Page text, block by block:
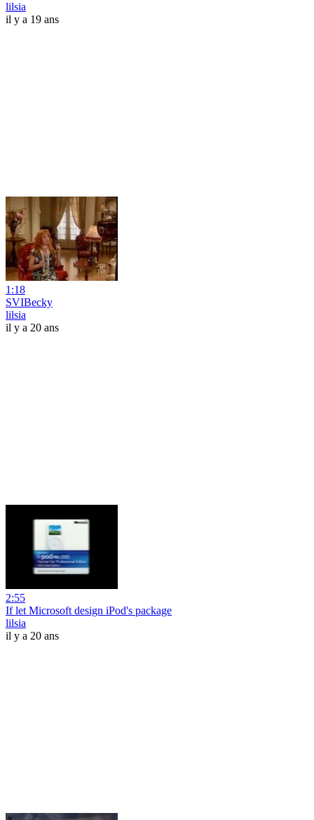
lilsia
il y a 19 ans
1:18
SVIBecky
lilsia
il y a 20 ans
2:55
If let Microsoft design iPod's package
lilsia
il y a 20 ans